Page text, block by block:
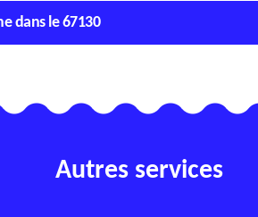
dans le 67130
Autres services